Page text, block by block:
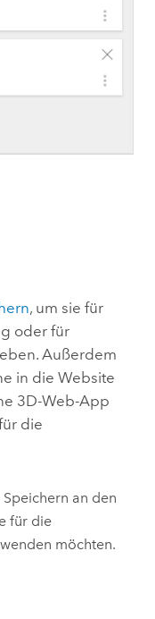
, um sie für
oder für
Außerdem
in die Website
3D-Web-App
die
Speichern an den
für die
möchten.